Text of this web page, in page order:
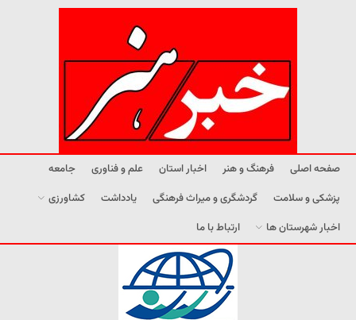
صفحه اصلی فرهنگ و هنر اخبار استان علم و فناوری
جامعه
پزشکی و سلامت
گردشگری و میراث فرهنگی یادداشت
کشاورزی
اخبار شهرستان ها
ارتباط با ما